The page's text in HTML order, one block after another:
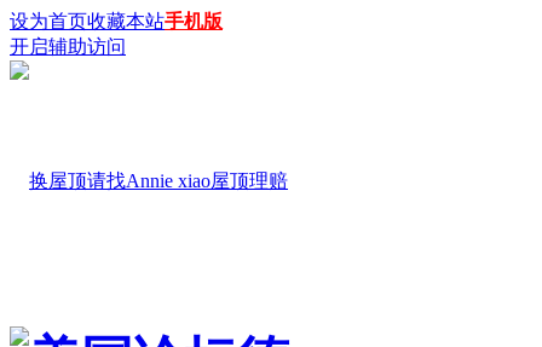
设为首页收藏本站手机版
开启辅助访问